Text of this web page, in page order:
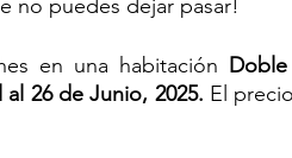
no puedes dejar pasar!
en una habitación
26 de Junio, 2025. El